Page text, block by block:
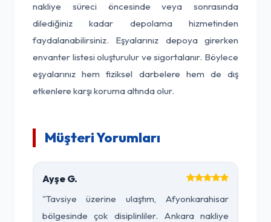
nakliye süreci öncesinde veya sonrasında
dilediğiniz kadar depolama hizmetinden
faydalanabilirsiniz. Eşyalarınız depoya girerken
envanter listesi oluşturulur ve sigortalanır. Böylece
eşyalarınız hem fiziksel darbelere hem de dış
etkenlere karşı koruma altında olur.
Müşteri Yorumları
Ayşe G.
"Tavsiye üzerine ulaştım, Afyonkarahisar
bölgesinde çok disiplinliler. Ankara nakliye